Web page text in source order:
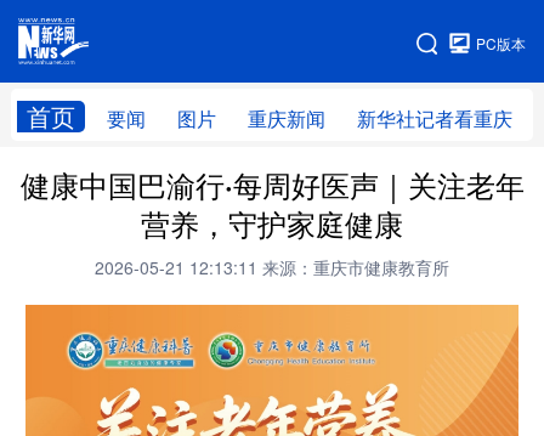
PC版本
首页 要闻 图片 重庆新闻 新华社记者看重庆
网站地图
健康中国巴渝行·每周好医声｜关注老年
营养，守护家庭健康
2026-05-21 12:13:11 来源：重庆市健康教育所